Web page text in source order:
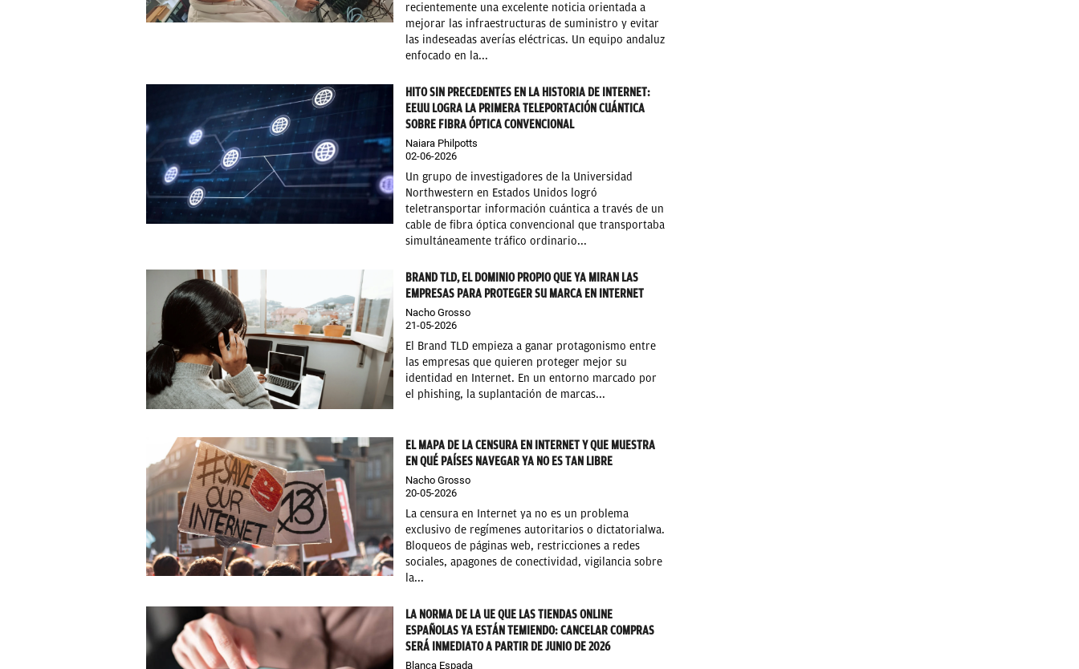
recientemente una excelente noticia orientada a
mejorar las infraestructuras de suministro y evitar
las indeseadas averías eléctricas. Un equipo andaluz
enfocado en la...
HITO SIN PRECEDENTES EN LA HISTORIA DE INTERNET:
EEUU LOGRA LA PRIMERA TELEPORTACIÓN CUÁNTICA
SOBRE FIBRA ÓPTICA CONVENCIONAL
Naiara Philpotts
02-06-2026
Un grupo de investigadores de la Universidad
Northwestern en Estados Unidos logró
teletransportar información cuántica a través de un
cable de fibra óptica convencional que transportaba
simultáneamente tráfico ordinario...
BRAND TLD, EL DOMINIO PROPIO QUE YA MIRAN LAS
EMPRESAS PARA PROTEGER SU MARCA EN INTERNET
Nacho Grosso
21-05-2026
El Brand TLD empieza a ganar protagonismo entre
las empresas que quieren proteger mejor su
identidad en Internet. En un entorno marcado por
el phishing, la suplantación de marcas...
EL MAPA DE LA CENSURA EN INTERNET Y QUE MUESTRA
EN QUÉ PAÍSES NAVEGAR YA NO ES TAN LIBRE
Nacho Grosso
20-05-2026
La censura en Internet ya no es un problema
exclusivo de regímenes autoritarios o dictatorialwa.
Bloqueos de páginas web, restricciones a redes
sociales, apagones de conectividad, vigilancia sobre
la...
LA NORMA DE LA UE QUE LAS TIENDAS ONLINE
ESPAÑOLAS YA ESTÁN TEMIENDO: CANCELAR COMPRAS
SERÁ INMEDIATO A PARTIR DE JUNIO DE 2026
Blanca Espada